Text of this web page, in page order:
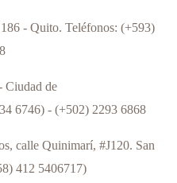
- Quito. Teléfonos: (+593)
Ciudad de
6746) - (+502) 2293 6868
calle Quinimarí, #J120. San
412 5406717)